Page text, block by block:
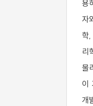
용
자
학,
리
물
이
개